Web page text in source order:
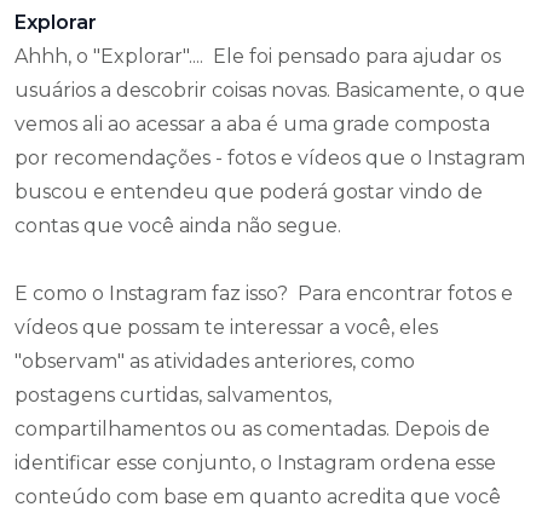
Explorar
Ahhh, o "Explorar".... Ele foi pensado para ajudar os
usuários a descobrir coisas novas. Basicamente, o que
vemos ali ao acessar a aba é uma grade composta
por recomendações - fotos e vídeos que o Instagram
buscou e entendeu que poderá gostar vindo de
contas que você ainda não segue.
E como o Instagram faz isso? Para encontrar fotos e
vídeos que possam te interessar a você, eles
"observam" as atividades anteriores, como
postagens curtidas, salvamentos,
compartilhamentos ou as comentadas. Depois de
identificar esse conjunto, o Instagram ordena esse
conteúdo com base em quanto acredita que você